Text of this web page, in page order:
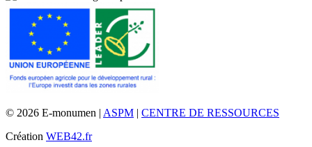
© 2026 E-monumen | ASPM | CENTRE DE RESSOURCES
Création WEB42.fr